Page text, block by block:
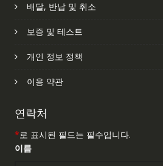
배달, 반납 및 취소
보증 및 테스트
개인 정보 정책
이용 약관
연락처
*로 표시된 필드는 필수입니다.
이름